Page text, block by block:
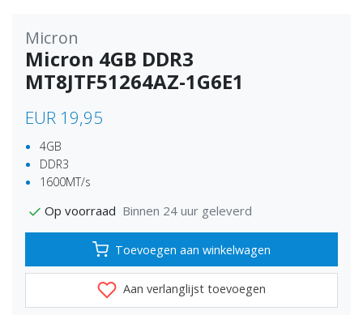
Micron
Micron 4GB DDR3
MT8JTF51264AZ-1G6E1
EUR 19,95
4GB
DDR3
1600MT/s
Op voorraad Binnen 24 uur geleverd
Toevoegen aan winkelwagen
Aan verlanglijst toevoegen